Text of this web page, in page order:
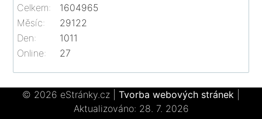
Online: 27
Celkem:
1604965
Měsíc:
29122
Den:
1011
© 2026 eStránky.cz Tvorba webových stránek
Aktualizováno: 28. 7. 2026